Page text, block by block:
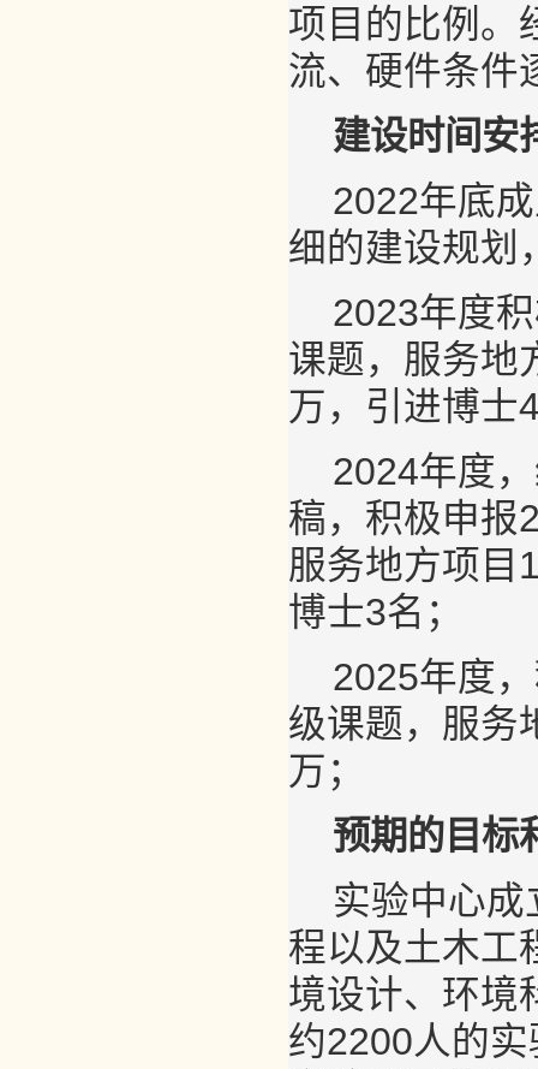
项目的比例。
流、硬件条件
建设时间安
2022年底
细的建设规划
2023年度
课题，服务地
万，引进博士
2024年度
稿，积极申报
服务地方项目
博士3名；
2025年度
级课题，服务
万；
预期的目标
实验中心
程以及土木工
境设计、环境
约2200人的